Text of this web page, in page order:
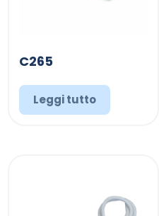
C265
Leggi tutto